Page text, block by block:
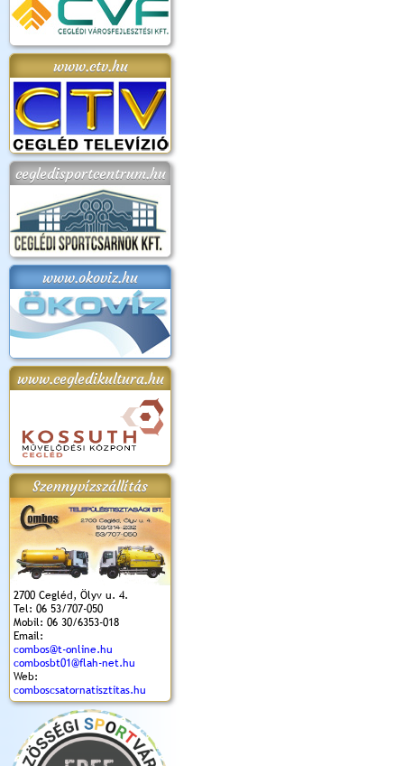
www.ctv.hu
cegledisportcentrum.hu
www.okoviz.hu
www.cegledikultura.hu
Szennyvízszállítás
2700 Cegléd, Ölyv u. 4.
Tel: 06 53/707-050
Mobil: 06 30/6353-018
Email:
combos@t-online.hu
combosbt01@flah-net.hu
Web:
comboscsatornatisztitas.hu
2018.
Kossuth Toborzó
Ünnepély
Szent István Ünnepe
(2017. 08. 20.)